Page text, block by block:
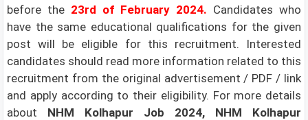
before the 23rd of February 2024. Candidates who
have the same educational qualifications for the given
post will be eligible for this recruitment. Interested
candidates should read more information related to this
recruitment from the original advertisement / PDF / link
and apply according to their eligibility. For more details
about NHM Kolhapur Job 2024, NHM Kolhapur